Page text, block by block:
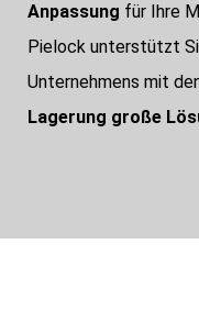
Anpassung für Ihre
Pielock unterstützt
Unternehmens mit
Lagerung große